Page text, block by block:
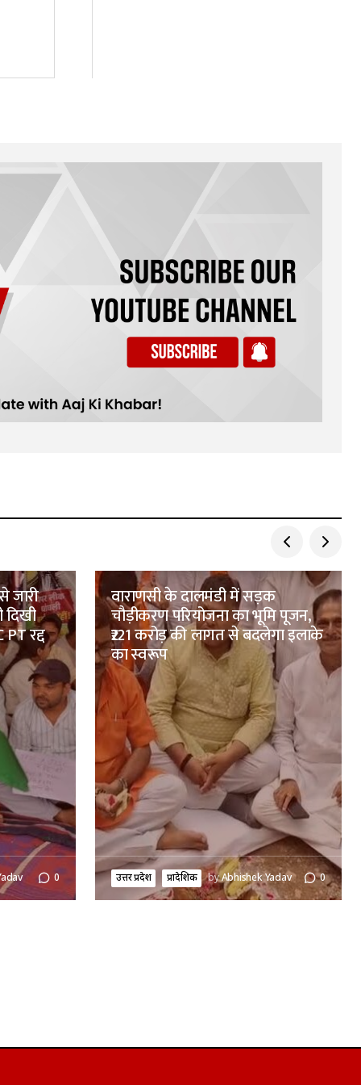
जारी
रद्द
0
वाराणसी के दालमंडी में सड़क
चौड़ीकरण परियोजना का भूमि पूजन,
₹221 करोड़ की लागत से बदलेगा इलाके
का स्वरूप
उत्तर प्रदेश प्रादेशिक byAbhishek Yadav 0